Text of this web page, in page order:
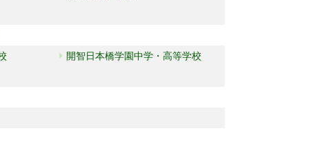
開智日本橋学園中学・高等学校